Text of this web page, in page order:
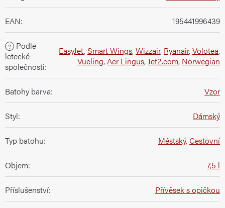
EAN: 195441996439
?
Podle
letecké
společnosti:
EasyJet, Smart Wings,Wizzair, Ryanair,Volotea,
Vueling,Aer Lingus,Jet2.com, Norwegian
Batohy barva: Vzor
Styl: Dámský
Typ batohu: Městský,Cestovní
Objem: 7,5 l
Příslušenství: Přívěsek s opičkou